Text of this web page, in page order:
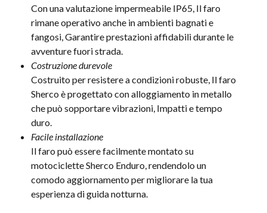
Con una valutazione impermeabile IP65, Il faro
rimane operativo anche in ambienti bagnati e
fangosi, Garantire prestazioni affidabili durante le
avventure fuori strada.
Costruzione durevole
Costruito per resistere a condizioni robuste, Il faro
Sherco è progettato con alloggiamento in metallo
che può sopportare vibrazioni, Impatti e tempo
duro.
Facile installazione
Il faro può essere facilmente montato su
motociclette Sherco Enduro, rendendolo un
comodo aggiornamento per migliorare la tua
esperienza di guida notturna.